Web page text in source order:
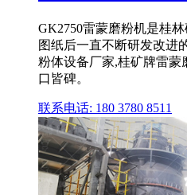
GK2750雷蒙磨粉机是桂
图纸后一直不断研发改进
粉体设备厂家,桂矿牌雷蒙
口皆碑。
联系电话: 180 3780 8511